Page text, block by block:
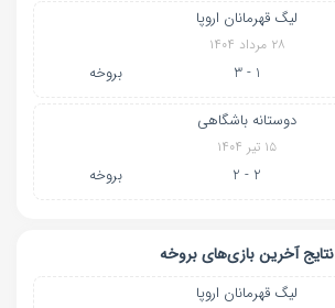
لیگ قهرمانان اروپا
۲۸ مرداد ۱۴۰۴
1 - 3 بروخه
دوستانه باشگاهی
۱۵ تیر ۱۴۰۴
2 - 2 بروخه
نتایج آخرین بازی‌های بروخه
لیگ قهرمانان اروپا